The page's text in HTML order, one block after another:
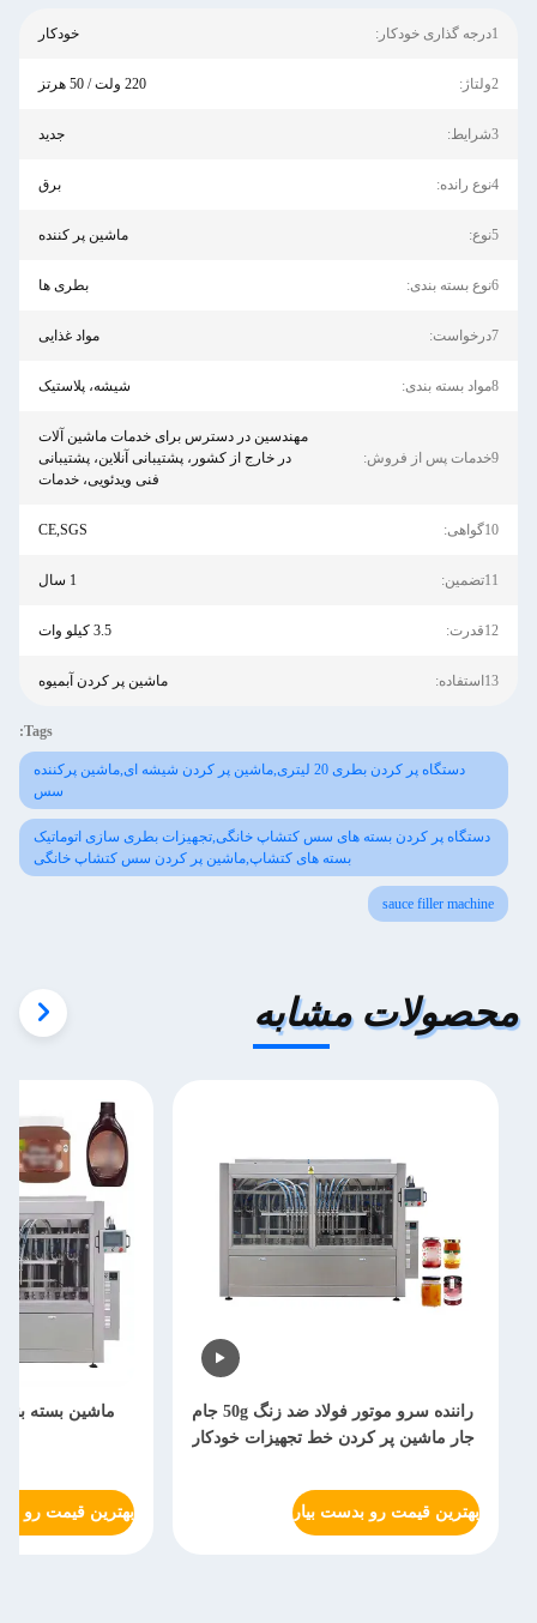
1درجه گذاری خودکار: خودکار
2ولتاژ: 220 ولت / 50 هرتز
3شرایط: جدید
4نوع رانده: برق
5نوع: ماشین پر کننده
6نوع بسته بندی: بطری ها
7درخواست: مواد غذایی
8مواد بسته بندی: شیشه، پلاستیک
9خدمات پس از فروش:
مهندسین در دسترس برای خدمات ماشین آلات
در خارج از کشور، پشتیبانی آنلاین، پشتیبانی
فنی ویدئویی، خدمات
10گواهی: CE,SGS
11تضمین: 1 سال
12قدرت: 3.5 کیلو وات
13استفاده: ماشین پر کردن آبمیوه
Tags:
دستگاه پر کردن بطری 20 لیتری,ماشین پر کردن شیشه ای,ماشین پرکننده
سس
دستگاه پر کردن بسته های سس کتشاپ خانگی,تجهیزات بطری سازی اتوماتیک
بسته های کتشاپ,ماشین پر کردن سس کتشاپ خانگی
sauce filler machine
محصولات مشابه
راننده سرو موتور فولاد ضد زنگ 50g جام
جار ماشین پر کردن خط تجهیزات خودکار
بهترین قیمت رو بدست بیار
ماشین بسته
بهترین قیمت رو